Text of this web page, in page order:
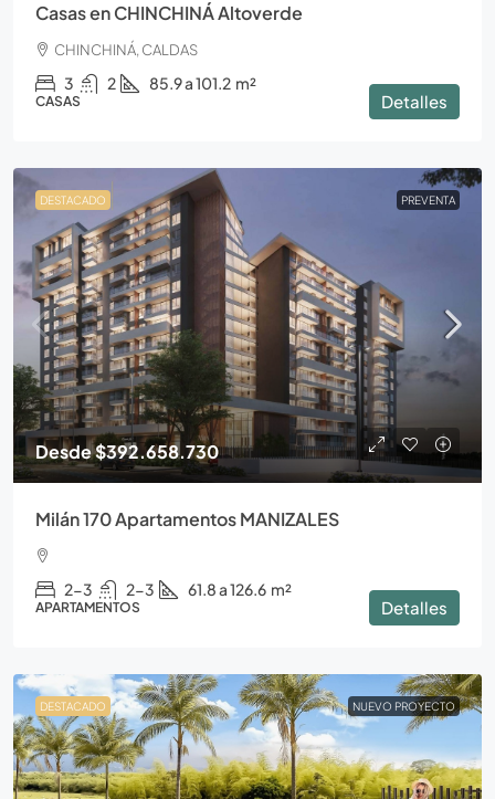
Casas en CHINCHINÁ Altoverde
CHINCHINÁ, CALDAS
3 2 85.9 a 101.2 m²
CASAS Detalles
DESTACADO PREVENTA
Desde$392.658.730
Milán 170 Apartamentos MANIZALES
2-3 2-3 61.8 a 126.6 m²
APARTAMENTOS Detalles
DESTACADO NUEVO PROYECTO